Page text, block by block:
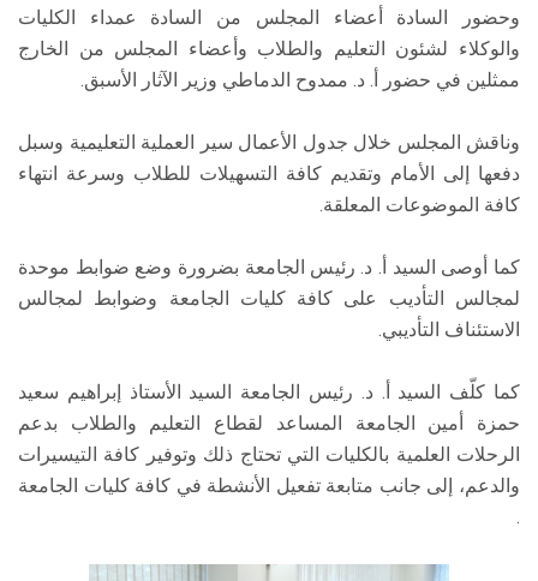
وحضور السادة أعضاء المجلس من السادة عمداء الكليات
والوكلاء لشئون التعليم والطلاب وأعضاء المجلس من الخارج
ممثلين في حضور أ. د. ممدوح الدماطي وزير الآثار الأسبق.
وناقش المجلس خلال جدول الأعمال سير العملية التعليمية وسبل
دفعها إلى الأمام وتقديم كافة التسهيلات للطلاب وسرعة انتهاء
كافة الموضوعات المعلقة.
كما أوصى السيد أ. د. رئيس الجامعة بضرورة وضع ضوابط موحدة
لمجالس التأديب على كافة كليات الجامعة وضوابط لمجالس
الاستئناف التأديبي.
كما كلّف السيد أ. د. رئيس الجامعة السيد الأستاذ إبراهيم سعيد
حمزة أمين الجامعة المساعد لقطاع التعليم والطلاب بدعم
الرحلات العلمية بالكليات التي تحتاج ذلك وتوفير كافة التيسيرات
والدعم، إلى جانب متابعة تفعيل الأنشطة في كافة كليات الجامعة
.